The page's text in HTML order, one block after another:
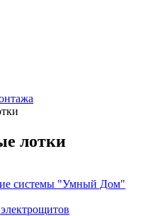
лотки
системы "Умный Дом"